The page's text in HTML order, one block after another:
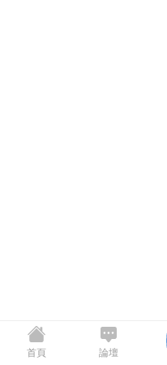
首頁 論壇